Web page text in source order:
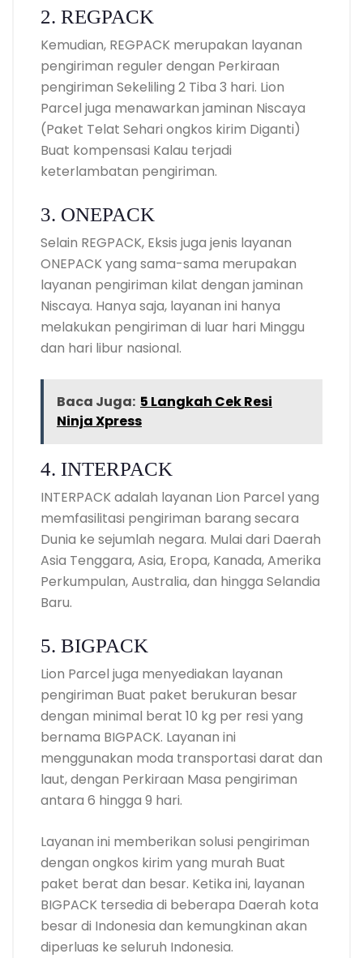
2. REGPACK
Kemudian, REGPACK merupakan layanan
pengiriman reguler dengan Perkiraan
pengiriman Sekeliling 2 Tiba 3 hari. Lion
Parcel juga menawarkan jaminan Niscaya
(Paket Telat Sehari ongkos kirim Diganti)
Buat kompensasi Kalau terjadi
keterlambatan pengiriman.
3. ONEPACK
Selain REGPACK, Eksis juga jenis layanan
ONEPACK yang sama-sama merupakan
layanan pengiriman kilat dengan jaminan
Niscaya. Hanya saja, layanan ini hanya
melakukan pengiriman di luar hari Minggu
dan hari libur nasional.
Baca Juga: 5 Langkah Cek Resi
Ninja Xpress
4. INTERPACK
INTERPACK adalah layanan Lion Parcel yang
memfasilitasi pengiriman barang secara
Dunia ke sejumlah negara. Mulai dari Daerah
Asia Tenggara, Asia, Eropa, Kanada, Amerika
Perkumpulan, Australia, dan hingga Selandia
Baru.
5. BIGPACK
Lion Parcel juga menyediakan layanan
pengiriman Buat paket berukuran besar
dengan minimal berat 10 kg per resi yang
bernama BIGPACK. Layanan ini
menggunakan moda transportasi darat dan
laut, dengan Perkiraan Masa pengiriman
antara 6 hingga 9 hari.
Layanan ini memberikan solusi pengiriman
dengan ongkos kirim yang murah Buat
paket berat dan besar. Ketika ini, layanan
BIGPACK tersedia di beberapa Daerah kota
besar di Indonesia dan kemungkinan akan
diperluas ke seluruh Indonesia.